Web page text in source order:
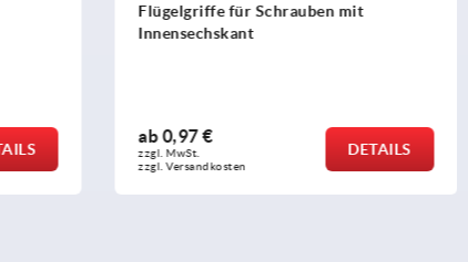
T-Griffe Edelstahl mit Innengewinde für
Hygienic USIT® Dicht- und
ab9,73 €
zzgl. MwSt.
zzgl. Versandkosten
DETAILS